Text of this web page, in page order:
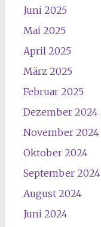
Juni 2025
Mai 2025
April 2025
März 2025
Februar 2025
Dezember 2024
November 2024
Oktober 2024
September 2024
August 2024
Juni 2024